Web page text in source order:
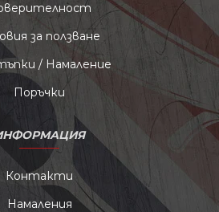
за ползване
/ Намаление
Поръчки
Контакти
Намаления